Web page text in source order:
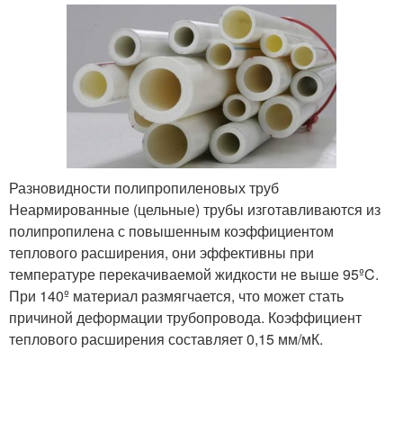
трубами
труб
Трубы при
использовании
Разновидности полипропиленовых труб
Неармированные (цельные) трубы изготавливаются из
полипропилена с повышенным коэффициентом
теплового расширения, они эффективны при
температуре перекачиваемой жидкости не выше 95ºC.
При 140º материал размягчается, что может стать
причиной деформации трубопровода. Коэффициент
теплового расширения составляет 0,15 мм/мК.